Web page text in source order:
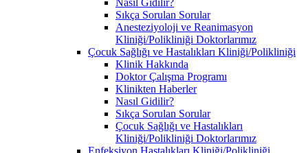
Sıkça Sorulan Sorular
Anesteziyoloji ve Reanimasyon
Kliniği/Polikliniği Doktorlarımız
Çocuk Sağlığı ve Hastalıkları Kliniği/Polikliniği
Klinik Hakkında
Doktor Çalışma Programı
Klinikten Haberler
Nasıl Gidilir?
Sıkça Sorulan Sorular
Çocuk Sağlığı ve Hastalıkları
Kliniği/Polikliniği Doktorlarımız
Enfeksiyon Hastalıkları Kliniği/Polikliniği